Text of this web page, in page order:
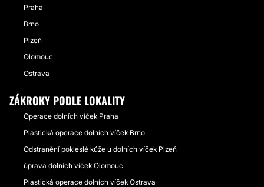
Praha
Brno
Plzeň
Olomouc
Ostrava
ZÁKROKY PODLE LOKALITY
Operace dolních víček Praha
Plastická operace dolních víček Brno
Odstranění pokleslé kůže u dolních víček Plzeň
úprava dolních víček Olomouc
Plastická operace dolních víček Ostrava